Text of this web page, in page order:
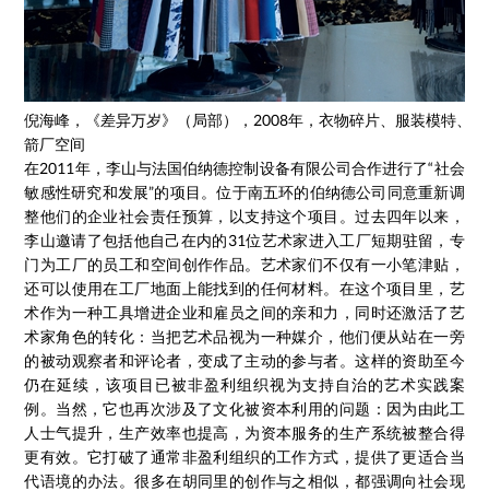
倪海峰，《差异万岁》（局部），2008年，衣物碎片、服装模特、
箭厂空间
在2011年，李山与法国伯纳德控制设备有限公司合作进行了“社会
敏感性研究和发展”的项目。位于南五环的伯纳德公司同意重新调
整他们的企业社会责任预算，以支持这个项目。过去四年以来，
李山邀请了包括他自己在内的31位艺术家进入工厂短期驻留，专
门为工厂的员工和空间创作作品。艺术家们不仅有一小笔津贴，
还可以使用在工厂地面上能找到的任何材料。在这个项目里，艺
术作为一种工具增进企业和雇员之间的亲和力，同时还激活了艺
术家角色的转化：当把艺术品视为一种媒介，他们便从站在一旁
的被动观察者和评论者，变成了主动的参与者。这样的资助至今
仍在延续，该项目已被非盈利组织视为支持自治的艺术实践案
例。当然，它也再次涉及了文化被资本利用的问题：因为由此工
人士气提升，生产效率也提高，为资本服务的生产系统被整合得
更有效。它打破了通常非盈利组织的工作方式，提供了更适合当
代语境的办法。很多在胡同里的创作与之相似，都强调向社会现